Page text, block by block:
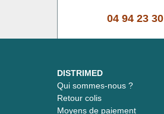
04 94 23
DISTRIMED
Qui sommes-nous ?
Retour colis
Moyens de paiement